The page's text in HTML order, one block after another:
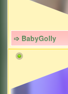
➩ BabyGolly